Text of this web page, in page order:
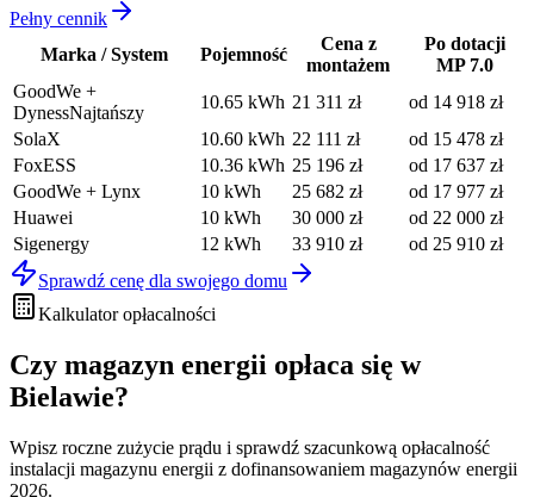
Pełny cennik
Marka / System
Pojemność
Cena z
montażem
Po dotacji
MP 7.0
GoodWe +
DynessNajtańszy
10.65 kWh 21 311 zł od 14 918 zł
SolaX
10.60 kWh 22 111 zł od 15 478 zł
FoxESS
10.36 kWh 25 196 zł od 17 637 zł
GoodWe + Lynx
10 kWh 25 682 zł od 17 977 zł
Huawei
10 kWh 30 000 zł od 22 000 zł
Sigenergy
12 kWh 33 910 zł od 25 910 zł
Sprawdź cenę dla swojego domu
Kalkulator opłacalności
Czy magazyn energii opłaca się w
Bielawie?
Wpisz roczne zużycie prądu i sprawdź szacunkową opłacalność
instalacji magazynu energii z dofinansowaniem magazynów energii
2026.